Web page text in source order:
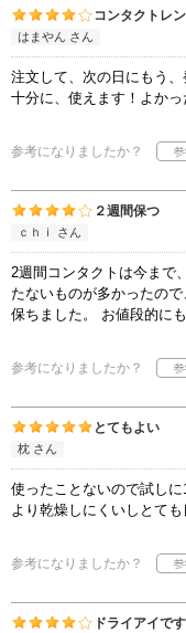
コンタクトレ
はまやん さん
注文して、次の日にもう
十分に、使えます！よかっ
参考になりましたか？
２週間保つ
ｃｈｉ さん
2週間コンタクトは今まで
たないものが多かったの
保ちました。 お値段的に
参考になりましたか？
とてもよい
枕 さん
使ったことないので試し
より乾燥しにくいしとて
参考になりましたか？
ドライアイで